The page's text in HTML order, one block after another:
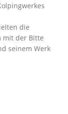
die
mit der Bitte
seinem Werk